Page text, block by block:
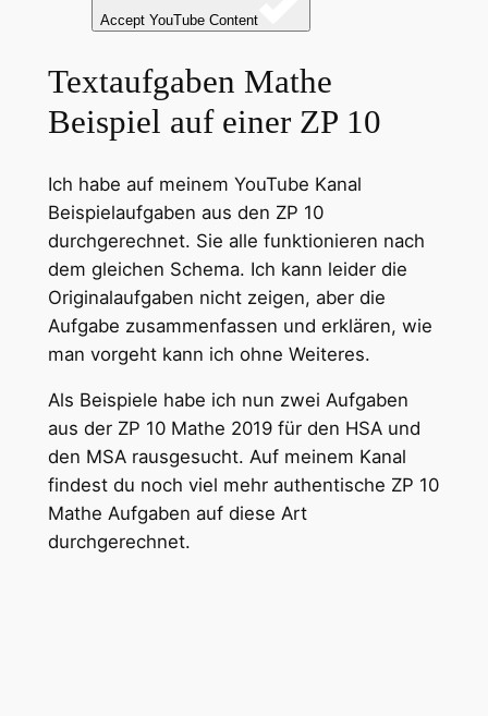
Accept YouTube Content
Textaufgaben Mathe
Beispiel auf einer ZP 10
Ich habe auf meinem YouTube Kanal
Beispielaufgaben aus den ZP 10
durchgerechnet. Sie alle funktionieren nach
dem gleichen Schema. Ich kann leider die
Originalaufgaben nicht zeigen, aber die
Aufgabe zusammenfassen und erklären, wie
man vorgeht kann ich ohne Weiteres.
Als Beispiele habe ich nun zwei Aufgaben
aus der ZP 10 Mathe 2019 für den HSA und
den MSA rausgesucht. Auf meinem Kanal
findest du noch viel mehr authentische ZP 10
Mathe Aufgaben auf diese Art
durchgerechnet.